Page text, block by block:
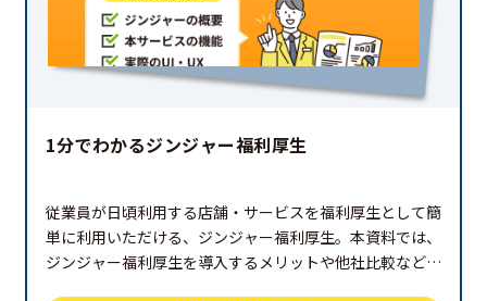
1分でわかるジンジャー福利厚生
従業員が日頃利用する店舗・サービスを福利厚生として簡
単に利用いただける、ジンジャー福利厚生。本資料では、
ジンジャー福利厚生を導入するメリットや他社比較などを